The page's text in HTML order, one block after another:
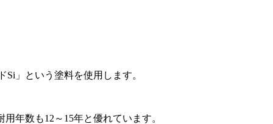
」という塗料を使用します。
年数も12～15年と優れています。